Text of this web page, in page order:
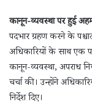
कानून-व्यवस्था पर हुई
पदभार ग्रहण करने के
अधिकारियों के साथ एक
कानून-व्यवस्था, अपराध
चर्चा की। उन्होंने
निर्देश दिए।